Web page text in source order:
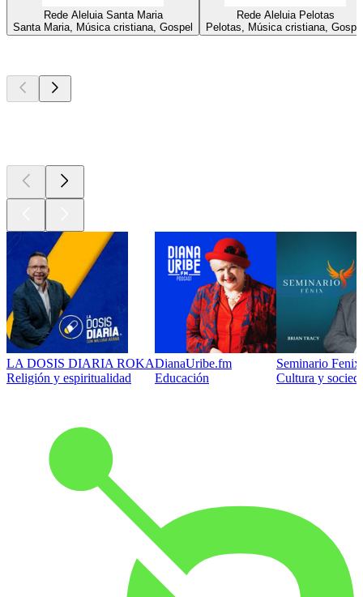
Rede Aleluia Santa Maria
Santa Maria, Música cristiana, Gospel
Rede Aleluia Pelotas
Pelotas, Música cristiana,
LA DOSIS DIARIA ROKA
Religión y espiritualidad
DianaUribe.fm
Educación
Seminario
Cultura y